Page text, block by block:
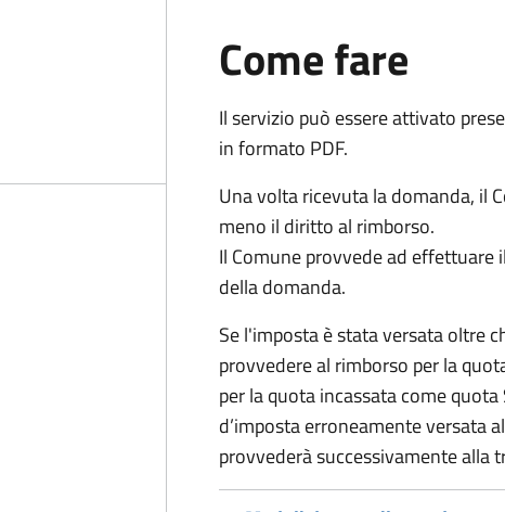
Come fare
Il servizio può essere attivato
in formato PDF.
Una volta ricevuta la domanda, il
meno il diritto al rimborso.
Il Comune provvede ad
della domanda.
Se l'imposta è stata versata oltre
provvedere al rimborso per la
per la quota incassata come
d’imposta erroneamente versata
provvederà successivamente alla